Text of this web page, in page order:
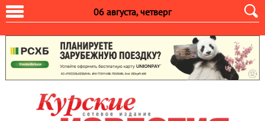
06 августа, четверг